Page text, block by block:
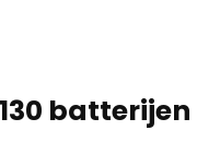
batterijen